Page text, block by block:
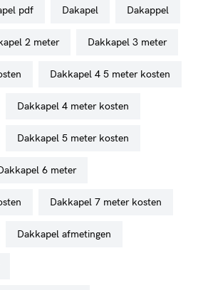
pdf dakapel dakappel
2 meter dakkapel 3 meter
dakkapel 4 5 meter kosten
dakkapel 4 meter kosten
dakkapel 5 meter kosten
dakkapel 6 meter
dakkapel 7 meter kosten
dakkapel afmetingen